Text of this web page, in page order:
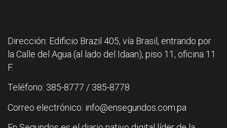
Dirección: Edificio Brazil 405, vía Brasil, entrando por
la Calle del Agua (al lado del Idaan), piso 11, oficina 11
F.
Teléfono: 385-8777 / 385-8778
Correo electrónico: info@ensegundos.com.pa